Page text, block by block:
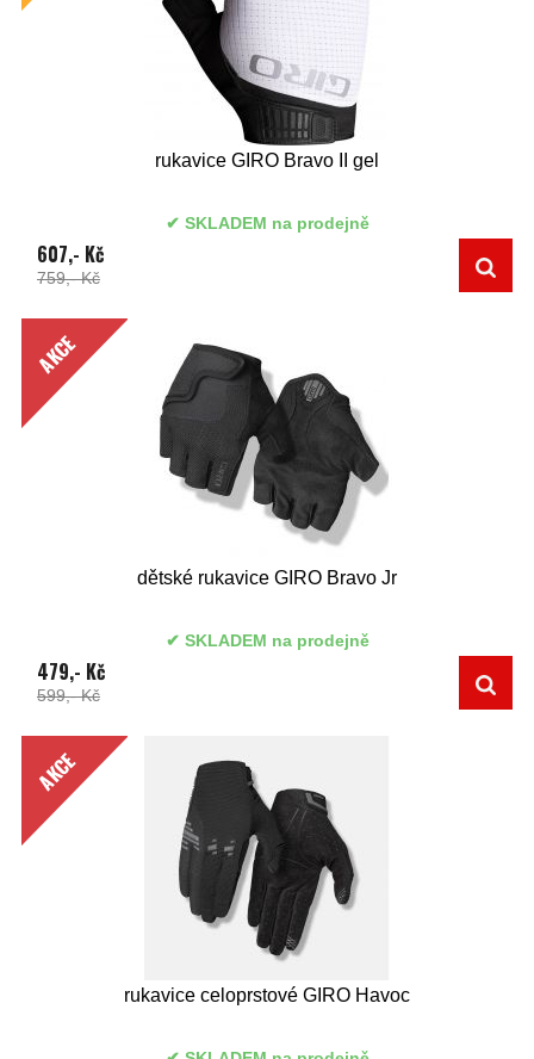
rukavice GIRO Bravo II gel
SKLADEM na prodejně
607,- Kč
759,- Kč
AKCE
dětské rukavice GIRO Bravo Jr
SKLADEM na prodejně
479,- Kč
599,- Kč
AKCE
rukavice celoprstové GIRO Havoc